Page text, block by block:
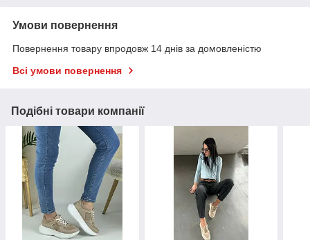
Умови повернення
Повернення товару впродовж 14 днів за домовленістю
Всі умови повернення
Подібні товари компанії